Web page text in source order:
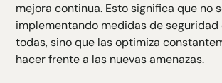
mejora continua. Esto significa que no
implementando medidas de seguridad
todas, sino que las optimiza
hacer frente a las nuevas amenazas.